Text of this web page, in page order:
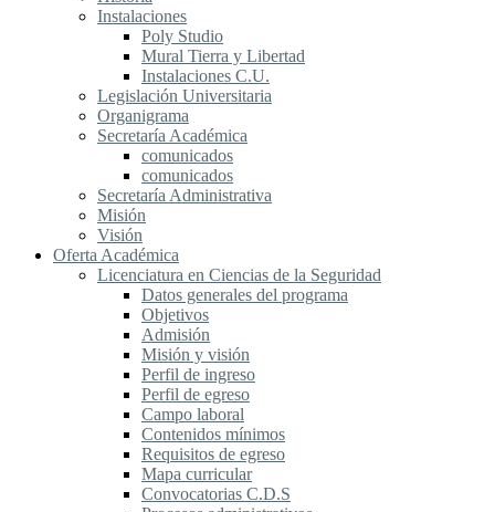
Instalaciones
Poly Studio
Mural Tierra y Libertad
Instalaciones C.U.
Legislación Universitaria
Organigrama
Secretaría Académica
comunicados
comunicados
Secretaría Administrativa
Misión
Visión
Oferta Académica
Licenciatura en Ciencias de la Seguridad
Datos generales del programa
Objetivos
Admisión
Misión y visión
Perfil de ingreso
Perfil de egreso
Campo laboral
Contenidos mínimos
Requisitos de egreso
Mapa curricular
Convocatorias C.D.S